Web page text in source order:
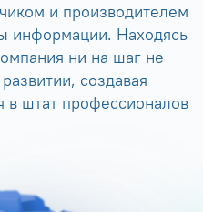
и производителем
информации. Находясь
ни на шаг не
создавая
в штат профессионалов